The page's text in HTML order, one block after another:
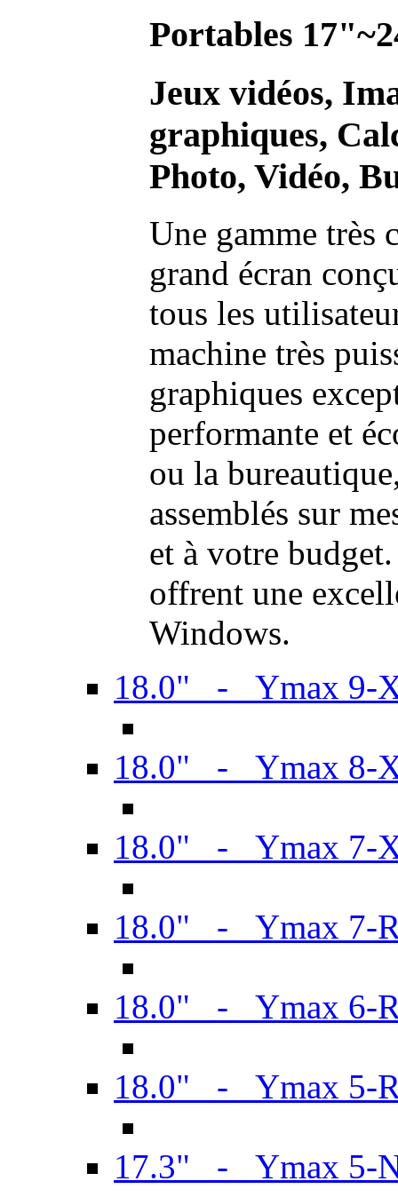
Portables
Jeux vidéos,
graphiques,
Photo, Vidéo,
Une gamme très
grand écran
tous les
machine très
graphiques
performante et
ou la
assemblés sur
et à votre
offrent une
Windows.
18.0" - Ymax 9-
18.0" - Ymax 8-
18.0" - Ymax 7-
18.0" - Ymax 7-
18.0" - Ymax 6-
18.0" - Ymax 5-
17.3" - Ymax 5-